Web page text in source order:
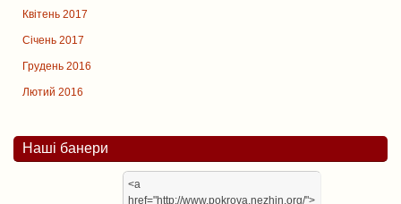
Квітень 2017
Січень 2017
Грудень 2016
Лютий 2016
Наші банери